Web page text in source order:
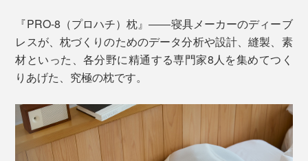
『PRO-8（プロハチ）枕』――寝具メーカーのディーブ
レスが、枕づくりのためのデータ分析や設計、縫製、素
材といった、各分野に精通する専門家8人を集めてつく
りあげた、究極の枕です。